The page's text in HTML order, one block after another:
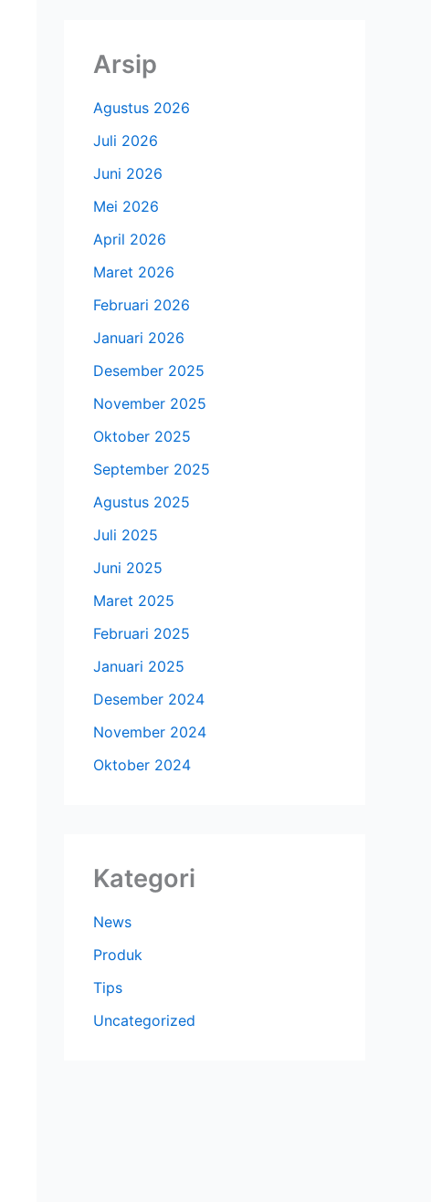
Arsip
Agustus 2026
Juli 2026
Juni 2026
Mei 2026
April 2026
Maret 2026
Februari 2026
Januari 2026
Desember 2025
November 2025
Oktober 2025
September 2025
Agustus 2025
Juli 2025
Juni 2025
Maret 2025
Februari 2025
Januari 2025
Desember 2024
November 2024
Oktober 2024
Kategori
News
Produk
Tips
Uncategorized